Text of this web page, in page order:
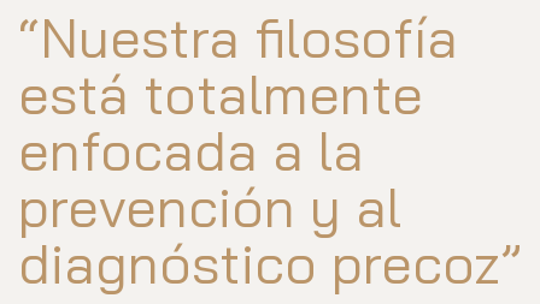
“Nuestra filosofía
está totalmente
enfocada a la
prevención y al
diagnóstico precoz”